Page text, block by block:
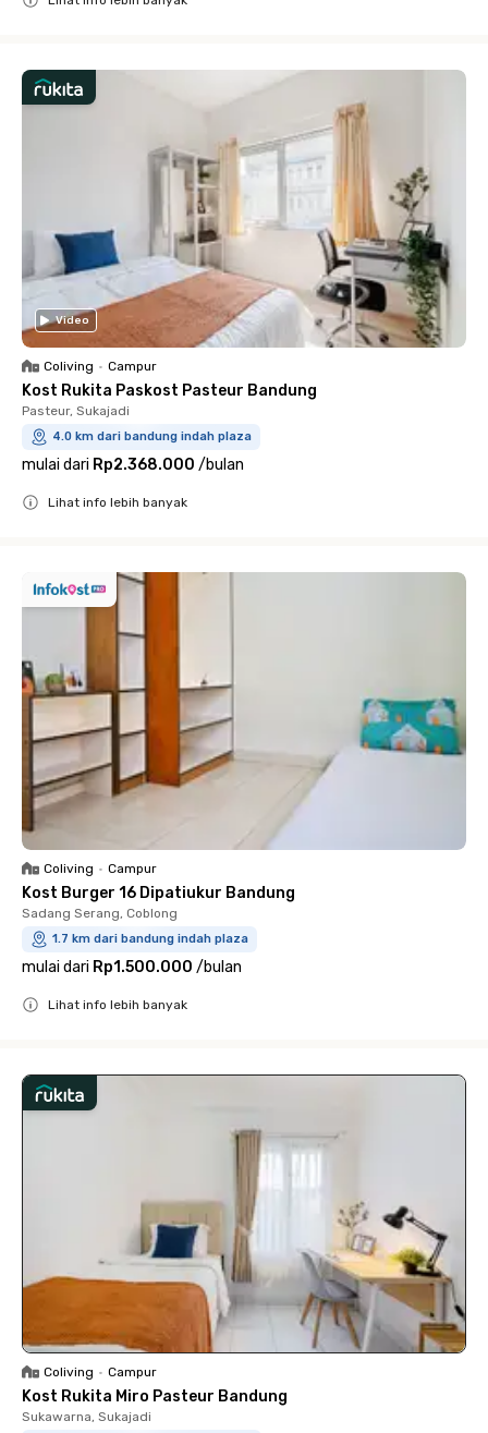
Video
Coliving • Campur
Kost Rukita Paskost Pasteur Bandung
Pasteur, Sukajadi
4.0 km dari bandung indah plaza
mulai dari Rp2.368.000 /bulan
Lihat info lebih banyak
Coliving • Campur
Kost Burger 16 Dipatiukur Bandung
Sadang Serang, Coblong
1.7 km dari bandung indah plaza
mulai dari Rp1.500.000 /bulan
Lihat info lebih banyak
Coliving • Campur
Kost Rukita Miro Pasteur Bandung
Sukawarna, Sukajadi